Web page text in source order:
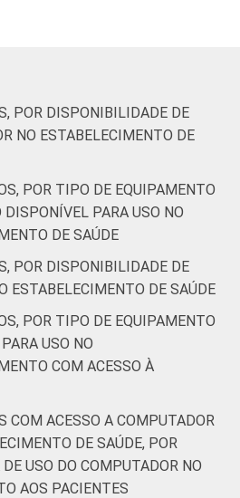
Serviço de
terapia
UBS
Não UBS 21
Até 35
anos
anos
De 51
anos ou
POR DISPONIBILIDADE DE
NO ESTABELECIMENTO DE
POR TIPO DE EQUIPAMENTO
DISPONÍVEL PARA USO NO
DE SAÚDE
POR DISPONIBILIDADE DE
ESTABELECIMENTO DE SAÚDE
POR TIPO DE EQUIPAMENTO
USO NO
COM ACESSO À
COM ACESSO A COMPUTADOR
DE SAÚDE, POR
DE USO DO COMPUTADOR NO
AOS PACIENTES